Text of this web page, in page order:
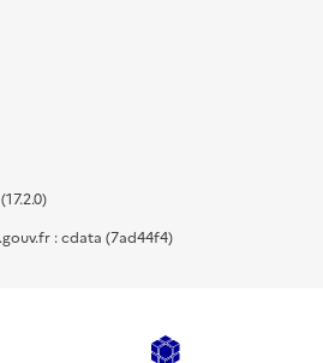
: cdata (7ad44f4)